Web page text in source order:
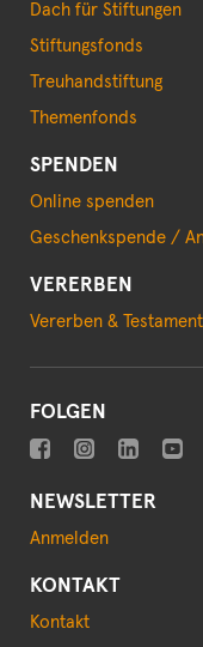
Dach für Stiftungen
Stiftungsfonds
Treuhandstiftung
Themenfonds
SPENDEN
Online spenden
Geschenkspende /
VERERBEN
Vererben &
FOLGEN
NEWSLETTER
Anmelden
KONTAKT
Kontakt